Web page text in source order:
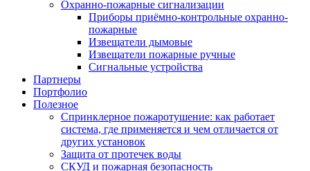
Охранно-пожарные сигнализации
Приборы приёмно-контрольные охранно-
пожарные
Извещатели дымовые
Извещатели пожарные ручные
Сигнальные устройства
Партнеры
Портфолио
Полезное
Спринклерное пожаротушение: как работает
система, где применяется и чем отличается от
других установок
Защита от протечек воды
СКУД и пожарная безопасность